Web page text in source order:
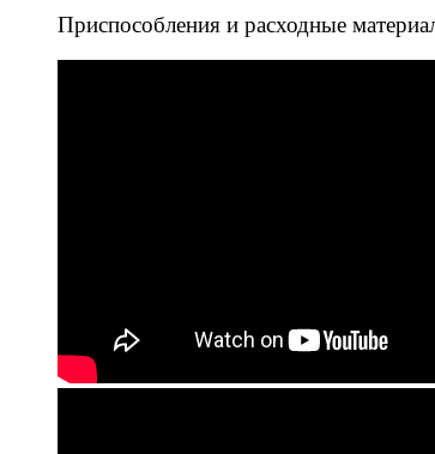
Приспособления и расходные